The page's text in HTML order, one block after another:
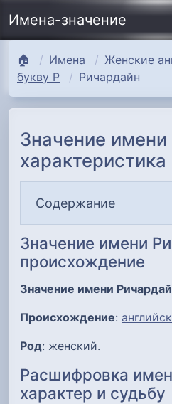
Имена-значение
🏠 Имена
Женские
букву Р
Ричардайн
Значение
характеристика
Содержание
Значение имени
происхождение
Значение имени
Происхождение:
Род: женский.
Расшифровка
характер и судьбу